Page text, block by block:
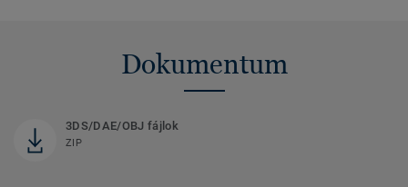
Dokumentum
3DS/DAE/OBJ fájlok
ZIP